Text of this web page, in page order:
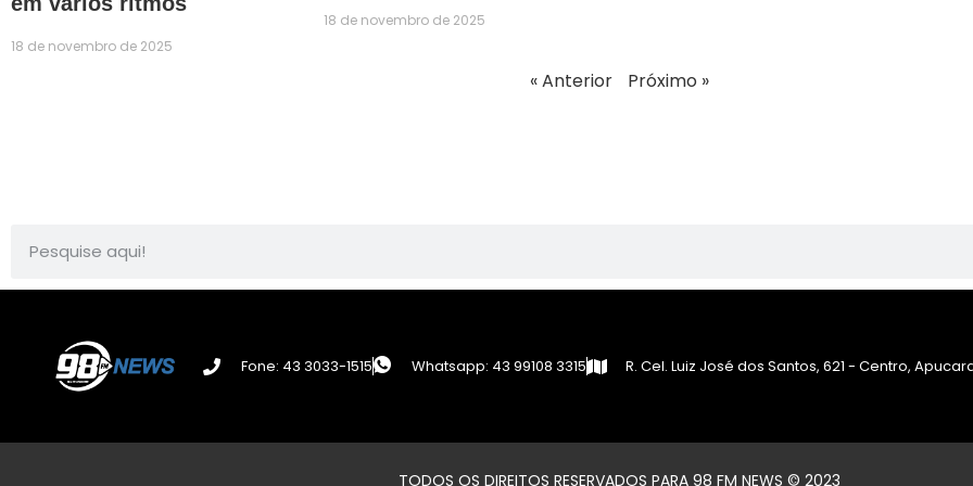
18 de novembro de 2025
18 de novembro de 2025
« Anterior Próximo »
Fone: 43 3033-1515 Whatsapp: 43 99108 3315 R. Cel. Luiz José dos Santos, 621 - Centro,
TODOS OS DIREITOS RESERVADOS PARA 98 FM NEWS © 2023